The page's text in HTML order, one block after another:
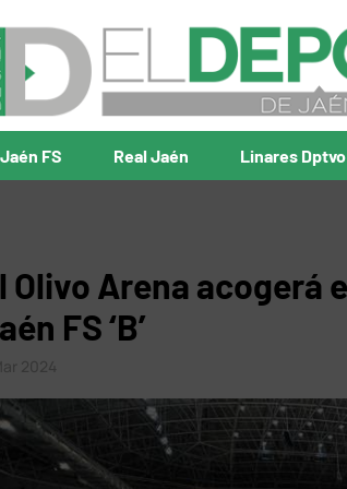
Jaén FS Real Jaén Linares Dptvo
Olivo Arena acogerá
FS ‘B’